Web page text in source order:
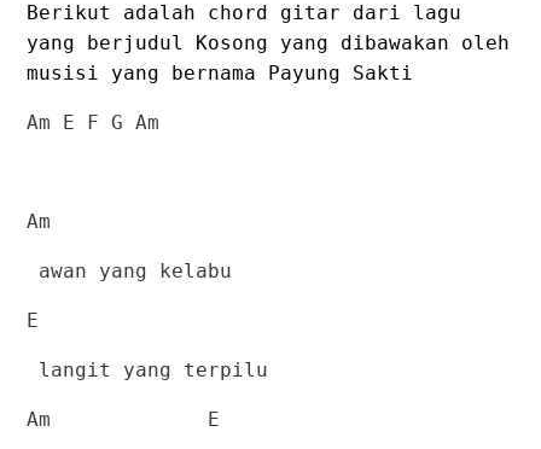
Berikut adalah chord gitar dari lagu
yang berjudul Kosong yang dibawakan oleh
musisi yang bernama Payung Sakti
Am E F G Am
Am
awan yang kelabu
E
langit yang terpilu
Am E